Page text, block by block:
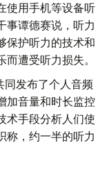
使用手机等设备听
事谭德赛说，听力
保护听力的技术和
遭受听力损失。
发布了个人音频
加音量和时长监控
术手段分析人们使
称，约一半的听力